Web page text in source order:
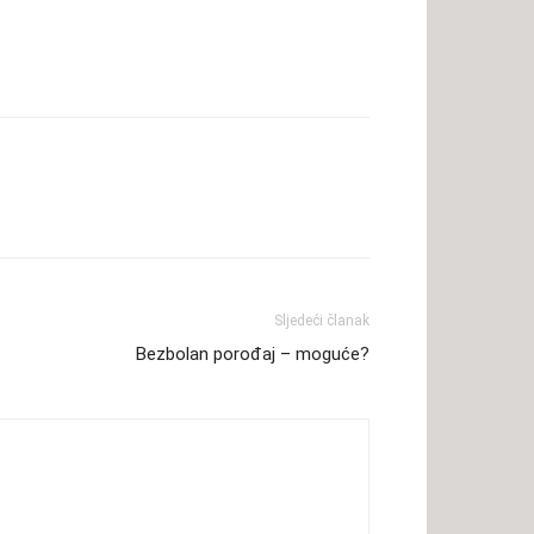
Sljedeći članak
Bezbolan porođaj – moguće?